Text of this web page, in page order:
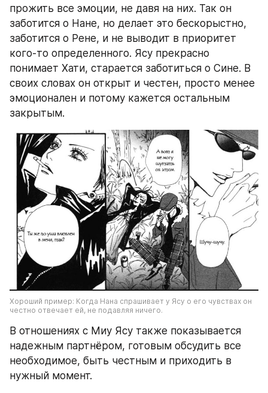
прожить все эмоции, не давя на них. Так он
заботится о Нане, но делает это бескорыстно,
заботится о Рене, и не выводит в приоритет
кого-то определенного. Ясу прекрасно
понимает Хати, старается заботиться о Сине. В
своих словах он открыт и честен, просто менее
эмоционален и потому кажется остальным
закрытым.
Хороший пример: Когда Нана спрашивает у Ясу о его чувствах он
честно отвечает ей, не подавляя ничего.
В отношениях с Миу Ясу также показывается
надежным партнёром, готовым обсудить все
необходимое, быть честным и приходить в
нужный момент.